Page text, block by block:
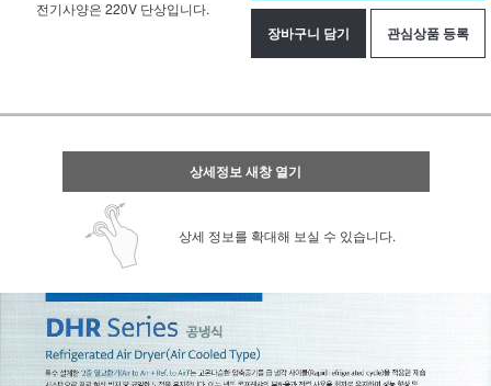
전기사양은 220V 단상입니다.
장바구니 담기 관심상품 등록
상세정보 새창 열기
상세 정보를 확대해 보실 수 있습니다.